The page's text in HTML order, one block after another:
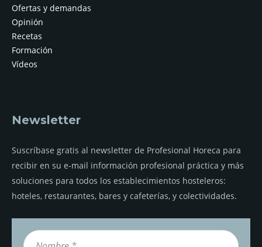
Ofertas y demandas
Opinión
Recetas
Formación
Vídeos
Newsletter
Suscríbase gratis al newsletter de Profesional Horeca para
recibir en su e-mail información profesional práctica y más
soluciones para todos los establecimientos hosteleros:
hoteles, restaurantes, bares y cafeterías, y colectividades.